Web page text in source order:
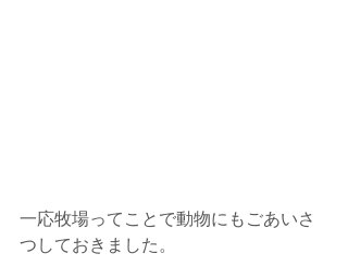
一応牧場ってことで動物にもごあいさ
つしておきました。